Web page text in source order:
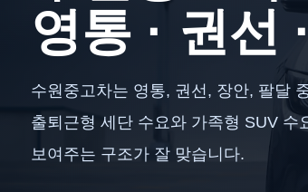
영통 · 권선
수원중고차는 영통, 권선, 장안, 팔달
출퇴근형 세단 수요와 가족형 SUV 수
보여주는 구조가 잘 맞습니다.